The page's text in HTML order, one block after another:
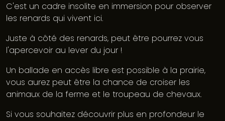
C'est un cadre insolite en immersion pour observer
les renards qui vivent ici.
Juste à côté des renards, peut être pourrez vous
l'apercevoir au lever du jour !
Un ballade en accès libre est possible à la prairie,
vous aurez peut être la chance de croiser les
animaux de la ferme et le troupeau de chevaux.
Si vous souhaitez découvrir plus en profondeur le